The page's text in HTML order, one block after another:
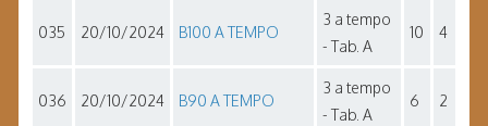
035 20/10/2024 B100 A TEMPO
3 a tempo
- Tab. A
10 4
036 20/10/2024 B90 A TEMPO
3 a tempo
- Tab. A
6 2